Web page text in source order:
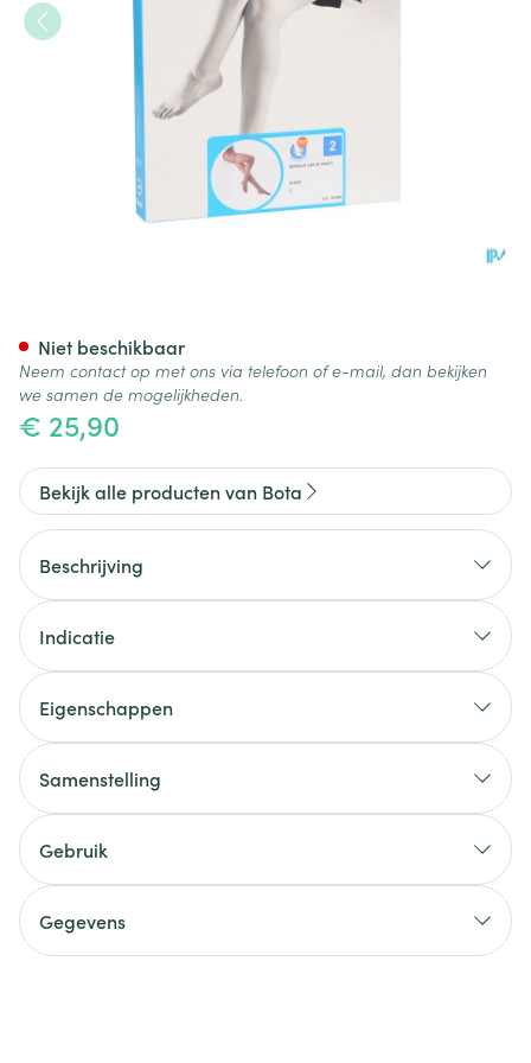
€ 25,90
Niet beschikbaar
Neem contact op met ons via telefoon of e-mail, dan bekijken
we samen de mogelijkheden.
Bekijk alle producten van Bota
Beschrijving
Indicatie
Eigenschappen
Samenstelling
Gebruik
Gegevens